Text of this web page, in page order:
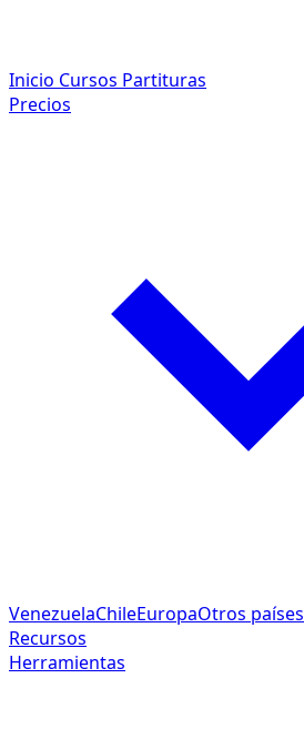
Inicio Cursos Partituras
Precios
VenezuelaChileEuropaOtros países
Recursos
Herramientas